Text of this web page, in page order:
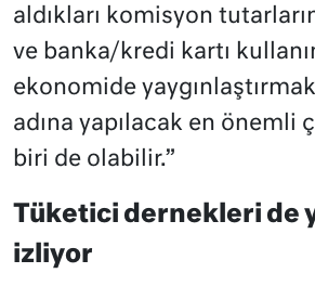
aldıkları komisyon
ve banka/kredi kartı
ekonomide yaygınlaştırmak,
adına yapılacak en önemli
biri de olabilir.”
Tüketici dernekleri de
izliyor